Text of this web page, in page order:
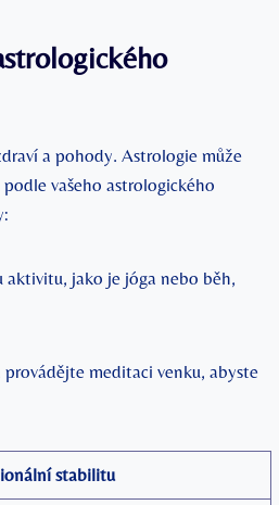
a pohody. Astrologie může
vašeho astrologického
aktivitu, jako je jóga nebo běh,
provádějte meditaci venku, abyste
stabilitu